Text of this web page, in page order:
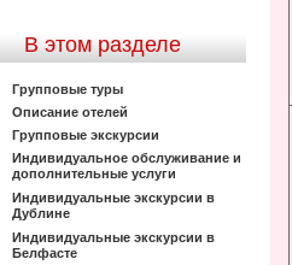
В этом разделе
Групповые туры
Описание отелей
Групповые экскурсии
Индивидуальное обслуживание и
дополнительные услуги
Индивидуальные экскурсии в
Дублине
Индивидуальные экскурсии в
Белфасте